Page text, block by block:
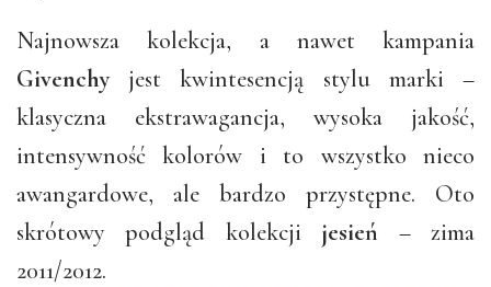
Najnowsza kolekcja, a nawet kampania
Givenchy jest kwintesencją stylu marki –
klasyczna ekstrawagancja, wysoka jakość,
intensywność kolorów i to wszystko nieco
awangardowe, ale bardzo przystępne. Oto
skrótowy podgląd kolekcji jesień – zima
2011/2012.